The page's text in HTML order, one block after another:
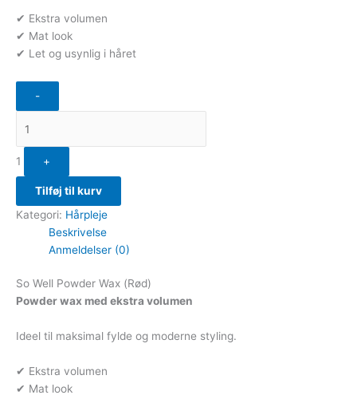
✔ Ekstra volumen
✔ Mat look
✔ Let og usynlig i håret
-
1 +
Tilføj til kurv
Kategori: Hårpleje
Beskrivelse
Anmeldelser (0)
So Well Powder Wax (Rød)
Powder wax med ekstra volumen
Ideel til maksimal fylde og moderne styling.
✔ Ekstra volumen
✔ Mat look